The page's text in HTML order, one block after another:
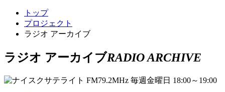
トップ
プロジェクト
ラジオ アーカイブ
ラジオ アーカイブRADIO ARCHIVE